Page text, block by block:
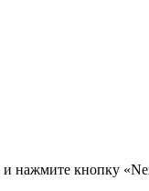
и нажмите кнопку